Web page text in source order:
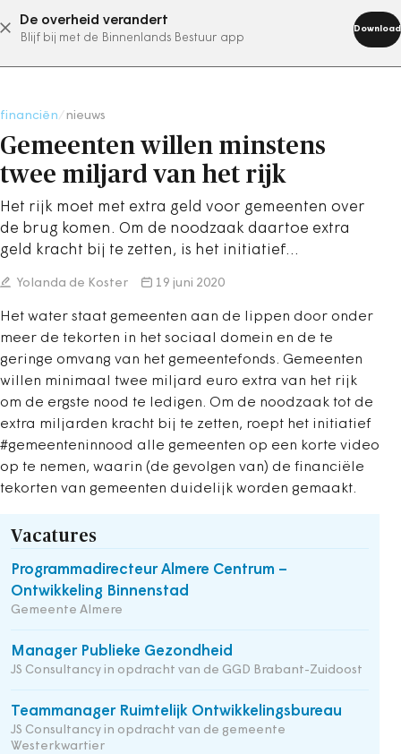
De overheid verandert
Blijf bij met de Binnenlands Bestuur app
Download
abonneer nu
financiën nieuws
Gemeenten willen minstens
twee miljard van het rijk
Het rijk moet met extra geld voor gemeenten over
de brug komen. Om de noodzaak daartoe extra
geld kracht bij te zetten, is het initiatief…
Yolanda de Koster 19 juni 2020
Het water staat gemeenten aan de lippen door onder
meer de tekorten in het sociaal domein en de te
geringe omvang van het gemeentefonds. Gemeenten
willen minimaal twee miljard euro extra van het rijk
om de ergste nood te ledigen. Om de noodzaak tot de
extra miljarden kracht bij te zetten, roept het initiatief
#gemeenteninnood alle gemeenten op een korte video
op te nemen, waarin (de gevolgen van) de financiële
tekorten van gemeenten duidelijk worden gemaakt.
Vacatures
Programmadirecteur Almere Centrum –
Ontwikkeling Binnenstad
Gemeente Almere
Manager Publieke Gezondheid
JS Consultancy in opdracht van de GGD Brabant-Zuidoost
Teammanager Ruimtelijk Ontwikkelingsbureau
JS Consultancy in opdracht van de gemeente
Westerkwartier